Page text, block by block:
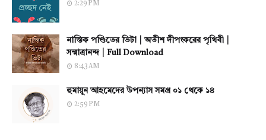
2:29 PM
নাস্তিক পণ্ডিতের ভিটা | অতীশ দীপংকরের পৃথিবী |
সন্মাত্রানন্দ | Full Download
8:43 AM
হুমায়ূন আহমেদের উপন্যাস সমগ্র ০১ থেকে ১৪
2:59 PM